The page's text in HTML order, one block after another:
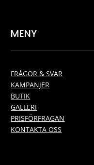
MENY
FRÅGOR & SVAR
KAMPANJER
BUTIK
GALLERI
PRISFÖRFRAGAN
KONTAKTA OSS